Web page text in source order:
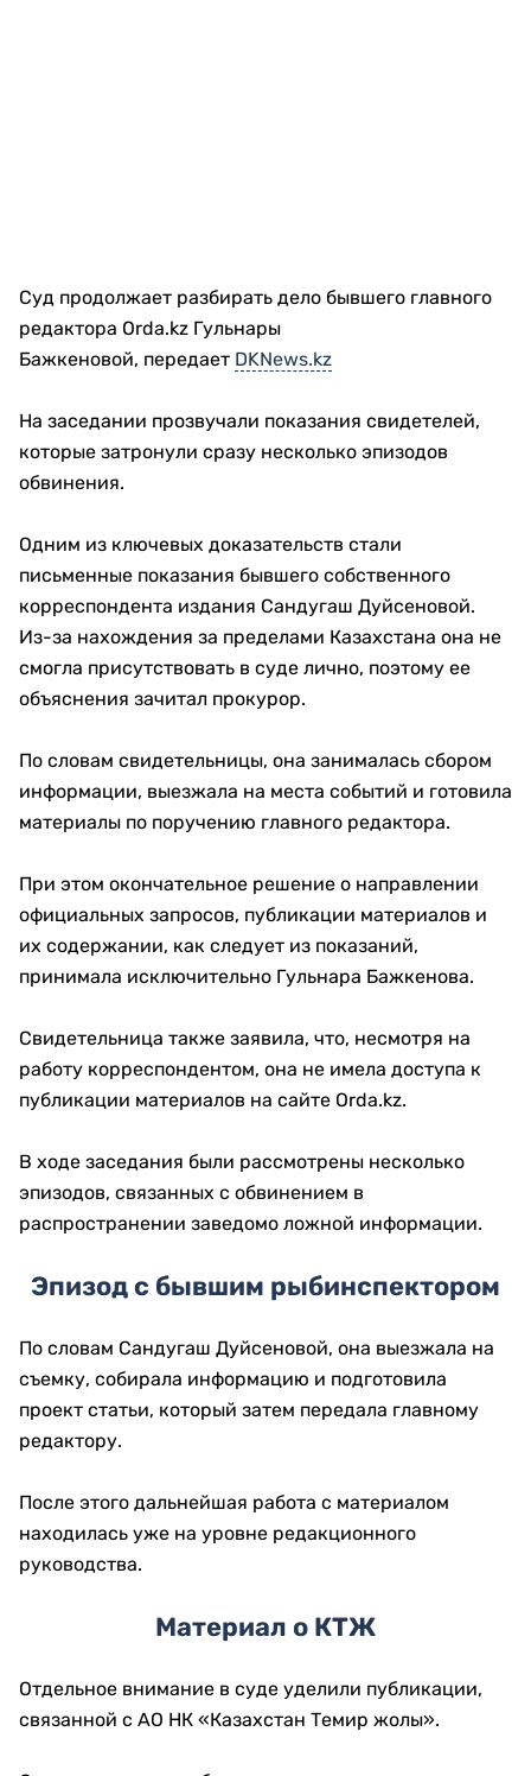
Суд продолжает разбирать дело бывшего главного
редактора Orda.kz Гульнары
Бажкеновой, передает DKNews.kz
На заседании прозвучали показания свидетелей,
которые затронули сразу несколько эпизодов
обвинения.
Одним из ключевых доказательств стали
письменные показания бывшего собственного
корреспондента издания Сандугаш Дуйсеновой.
Из-за нахождения за пределами Казахстана она не
смогла присутствовать в суде лично, поэтому ее
объяснения зачитал прокурор.
По словам свидетельницы, она занималась сбором
информации, выезжала на места событий и готовила
материалы по поручению главного редактора.
При этом окончательное решение о направлении
официальных запросов, публикации материалов и
их содержании, как следует из показаний,
принимала исключительно Гульнара Бажкенова.
Свидетельница также заявила, что, несмотря на
работу корреспондентом, она не имела доступа к
публикации материалов на сайте Orda.kz.
В ходе заседания были рассмотрены несколько
эпизодов, связанных с обвинением в
распространении заведомо ложной информации.
Эпизод с бывшим рыбинспектором
По словам Сандугаш Дуйсеновой, она выезжала на
съемку, собирала информацию и подготовила
проект статьи, который затем передала главному
редактору.
После этого дальнейшая работа с материалом
находилась уже на уровне редакционного
руководства.
Материал о КТЖ
Отдельное внимание в суде уделили публикации,
связанной с АО НК «Казахстан Темир жолы».